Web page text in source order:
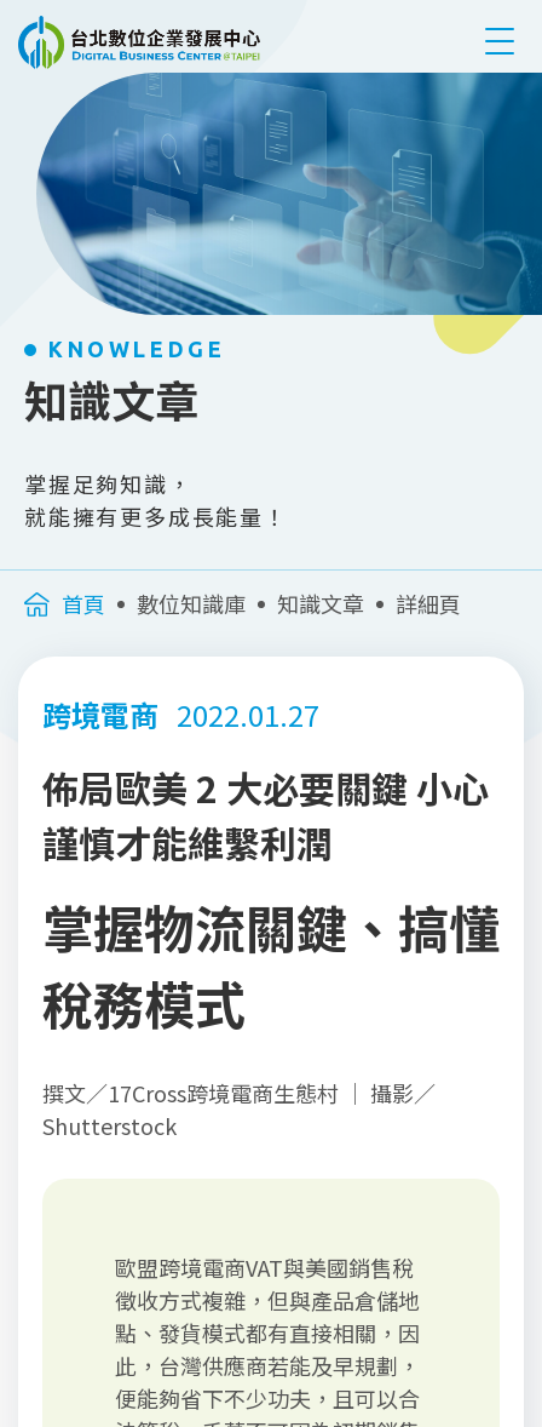
跳到主要內容
KNOWLEDGE
知識文章
掌握足夠知識，
就能擁有更多成長能量！
首頁 數位知識庫 知識文章 詳細頁
跨境電商 2022.01.27
佈局歐美 2 大必要關鍵 小心
謹慎才能維繫利潤
掌握物流關鍵、搞懂
稅務模式
撰文／17Cross跨境電商生態村 ｜ 攝影／
Shutterstock
歐盟跨境電商VAT與美國銷售稅
徵收方式複雜，但與產品倉儲地
點、發貨模式都有直接相關，因
此，台灣供應商若能及早規劃，
便能夠省下不少功夫，且可以合